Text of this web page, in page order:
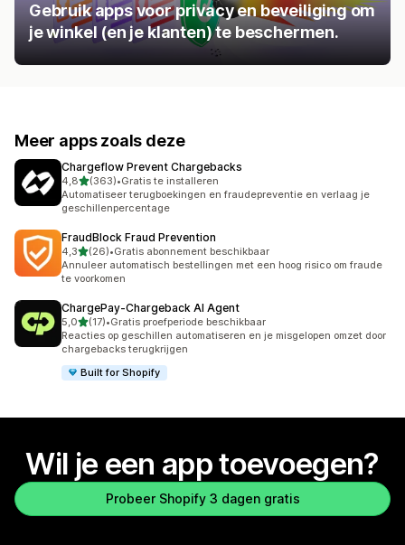
Gebruik apps voor privacy en beveiliging om
je winkel (en je klanten) te beschermen.
Meer apps zoals deze
Chargeflow Prevent Chargebacks
4,8van 5 sterren
(363)
363 recensies in totaal
•Gratis te installeren
Automatiseer terugboekingen en fraudepreventie en verlaag je
geschillenpercentage
FraudBlock Fraud Prevention
4,3van 5 sterren
(26)
26 recensies in totaal
•Gratis abonnement beschikbaar
Annuleer automatisch bestellingen met een hoog risico om fraude
te voorkomen
ChargePay‑Chargeback AI Agent
5,0van 5 sterren
(17)
17 recensies in totaal
•Gratis proefperiode beschikbaar
Reacties op geschillen automatiseren en je misgelopen omzet door
chargebacks terugkrijgen
Built for Shopify
Wil je een app toevoegen?
Probeer Shopify 3 dagen gratis